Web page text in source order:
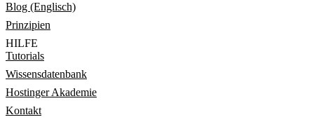
Blog (Englisch)
Prinzipien
HILFE
Tutorials
Wissensdatenbank
Hostinger Akademie
Kontakt